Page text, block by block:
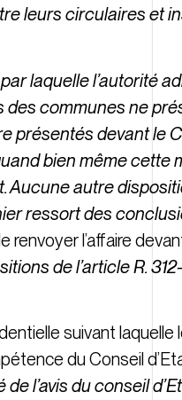
leurs circulaires et
laquelle l’autorité
communes ne
présentés devant le
bien même
autre
ressort des
renvoyer l’affaire
de l’article R.
suivant laquelle
du Conseil
l’avis du conseil